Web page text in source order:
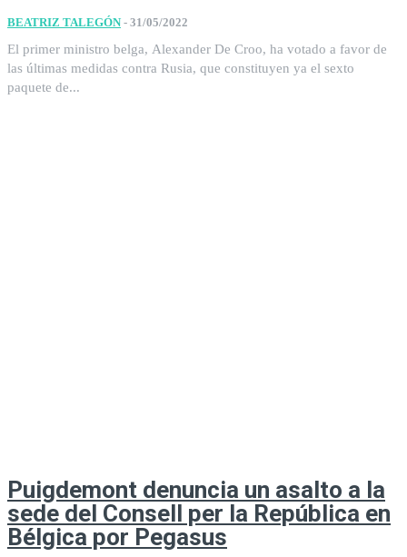
BEATRIZ TALEGÓN - 31/05/2022
El primer ministro belga, Alexander De Croo, ha votado a favor de
las últimas medidas contra Rusia, que constituyen ya el sexto
paquete de...
Puigdemont denuncia un asalto a la
sede del Consell per la República en
Bélgica por Pegasus